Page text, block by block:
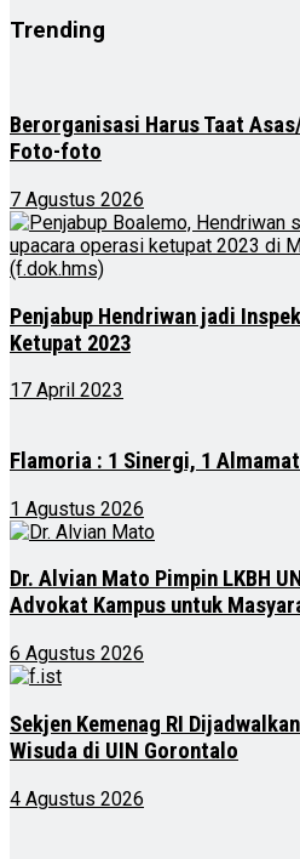
Trending
Berorganisasi Harus Taat
Foto-foto
7 Agustus 2026
Penjabup Hendriwan jadi
Ketupat 2023
17 April 2023
Flamoria : 1 Sinergi, 1
1 Agustus 2026
Dr. Alvian Mato Pimpin LKBH
Advokat Kampus untuk
6 Agustus 2026
Sekjen Kemenag RI
Wisuda di UIN Gorontalo
4 Agustus 2026